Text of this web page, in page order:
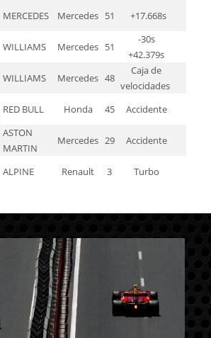
MERCEDES Mercedes 51 +17.668s
WILLIAMS Mercedes 51
-30s
+42.379s
WILLIAMS Mercedes 48
Caja de
velocidades
RED BULL Honda 45 Accidente
ASTON
MARTIN
Mercedes 29 Accidente
ALPINE Renault 3 Turbo